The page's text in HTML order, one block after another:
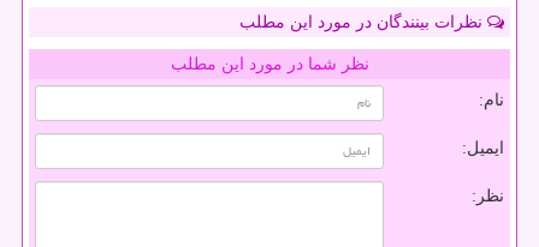
نظرات بینندگان در مورد این مطلب
نظر شما در مورد این مطلب
نام:
ایمیل:
نظر: